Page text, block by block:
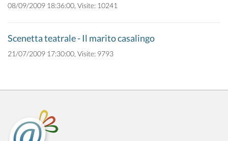
08/09/2009 18:36:00, Visite: 10241
Scenetta teatrale - Il marito casalingo
21/07/2009 17:30:00, Visite: 9793